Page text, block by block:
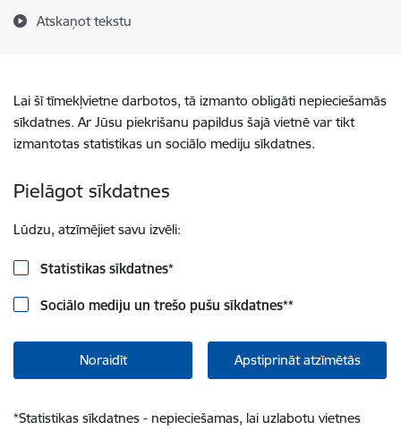
Atskaņot tekstu
Lai šī tīmekļvietne darbotos, tā izmanto obligāti nepieciešamās
sīkdatnes. Ar Jūsu piekrišanu papildus šajā vietnē var tikt
izmantotas statistikas un sociālo mediju sīkdatnes.
Pielāgot sīkdatnes
Lūdzu, atzīmējiet savu izvēli:
Statistikas sīkdatnes*
Sociālo mediju un trešo pušu sīkdatnes**
Noraidīt Apstiprināt atzīmētās
*Statistikas sīkdatnes - nepieciešamas, lai uzlabotu vietnes